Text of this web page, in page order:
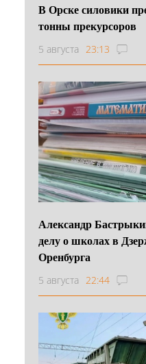
В Орске силовики
тонны прекурсоров
5 августа 23:13
Александр
делу о школах в
Оренбурга
5 августа 22:44